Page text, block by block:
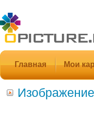
Главная Мои